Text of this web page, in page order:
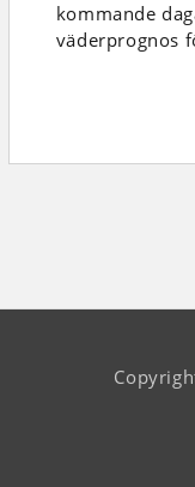
kommande
väderprognos